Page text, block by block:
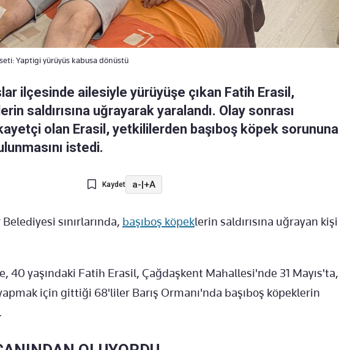
Yaptigi yürüyüs kabusa dönüstü
ilçesinde ailesiyle yürüyüşe çıkan Fatih Erasil,
saldırısına uğrayarak yaralandı. Olay sonrası
olan Erasil, yetkililerden başıboş köpek sorununa
istedi.
Kaydet a-|+A
sınırlarında, başıboş köpeklerin saldırısına uğrayan kişi
40 yaşındaki Fatih Erasil, Çağdaşkent Mahallesi'nde 31 Mayıs'ta,
için gittiği 68'liler Barış Ormanı'nda başıboş köpeklerin